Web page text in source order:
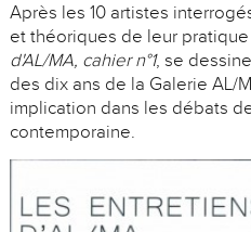
Après les 10 artistes
et théoriques de leur
d'AL/MA, cahier n°1, se
des dix ans de la Galerie AL/
implication dans les débats
contemporaine.